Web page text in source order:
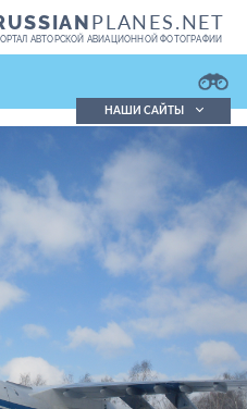
PLANES.NET
АВТОРСКОЙ АВИАЦИОННОЙ ФОТОГРАФИИ
Подробно
НАШИ САЙТЫ